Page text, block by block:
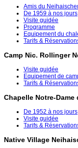
Amis du
De 1959 à nos jours
Visite guidée
Programme
Equipement du
Tarifs &
Camp Nic. Rollinger
Visite guidée
Equipement de
Tarifs &
Chapelle Notre-Dame
De 1952 à nos jours
Visite guidée
Tarifs &
Native Village